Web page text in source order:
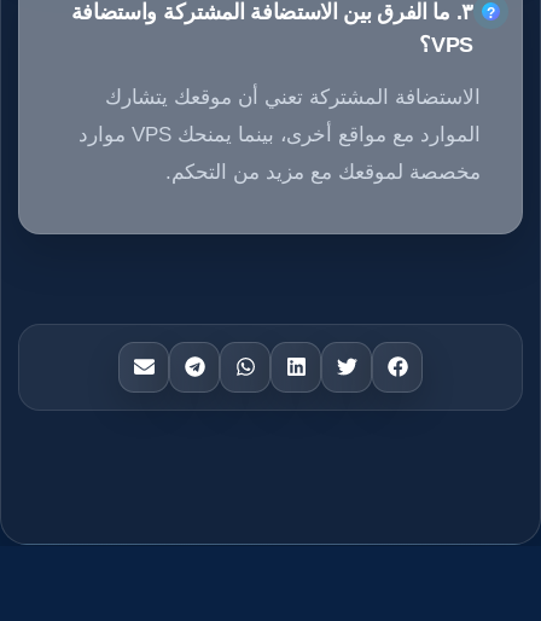
٣. ما الفرق بين الاستضافة المشتركة واستضافة
VPS؟
الاستضافة المشتركة تعني أن موقعك يتشارك
الموارد مع مواقع أخرى، بينما يمنحك VPS موارد
مخصصة لموقعك مع مزيد من التحكم.